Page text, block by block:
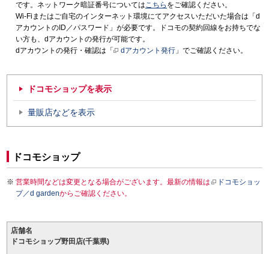
です。ネットワーク暗証番号についてはこちら をご確認ください。
Wi-Fiまたはご自宅のインターネット環境にてアクセスいただいた場合は「d
アカウントのID／パスワード」が必要です。ドコモの契約回線をお持ちでな
い方も、dアカウントの発行が可能です。
dアカウントの発行・確認は「
dアカウント発行 」でご確認ください。
ドコモショップを表示
量販店などを表示
ドコモショップ
営業時間などは変更となる場合がございます。最新の情報は
ドコモショッ
プ／d gardenからご確認ください。
店舗名
ドコモショップ野田店(千葉県)